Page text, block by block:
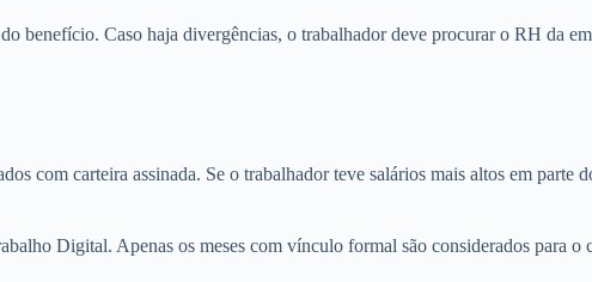
benefício. Caso haja divergências, o trabalhador deve procurar o RH da
com carteira assinada. Se o trabalhador teve salários mais altos em parte
Digital. Apenas os meses com vínculo formal são considerados para o